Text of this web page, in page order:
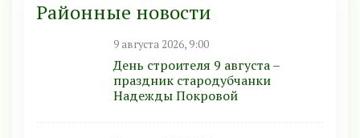
Районные новости
9 августа 2026, 9:00
День строителя 9 августа –
праздник стародубчанки
Надежды Покровой